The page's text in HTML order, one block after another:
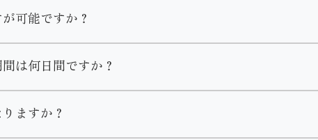
容室でやってくる等の方法もあります。
ば、アイシャドウ やリップ等を着物に合う様ポイントで手直
可能ですか？
影コース」と
ン」がございます。
せや衣装選びをして頂きます。
は何日間ですか？
お支度をする場合はレンタル期間は１ヶ月設けております。
ますか？